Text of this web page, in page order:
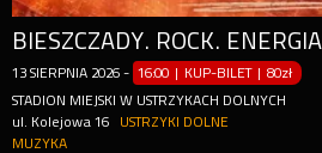
BIESZCZADY. ROCK.
13 SIERPNIA 2026 - 16:00 | KUP-BILET |80zł
STADION MIEJSKI W USTRZYKACH DOLNYCH
ul. Kolejowa 16
USTRZYKI DOLNE
MUZYKA